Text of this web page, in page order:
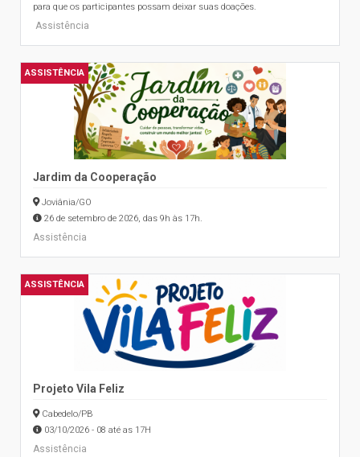
para que os participantes possam deixar suas doações.
Assistência
ASSISTÊNCIA
Jardim da Cooperação
Joviânia/GO
26 de setembro de 2026, das 9h às 17h.
Assistência
ASSISTÊNCIA
Projeto Vila Feliz
Cabedelo/PB
03/10/2026 - 08 até as 17H
Assistência